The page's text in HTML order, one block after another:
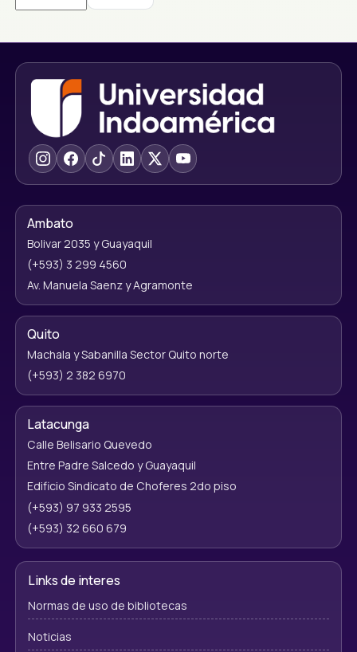
Ambato
Bolivar 2035 y Guayaquil
(+593) 3 299 4560
Av. Manuela Saenz y Agramonte
Quito
Machala y Sabanilla Sector Quito norte
(+593) 2 382 6970
Latacunga
Calle Belisario Quevedo
Entre Padre Salcedo y Guayaquil
Edificio Sindicato de Choferes 2do piso
(+593) 97 933 2595
(+593) 32 660 679
Links de interes
Normas de uso de bibliotecas
Noticias